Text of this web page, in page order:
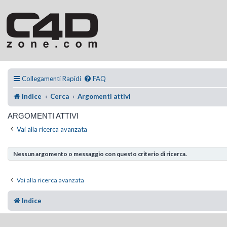
Collegamenti Rapidi FAQ
Indice Cerca Argomenti attivi
ARGOMENTI ATTIVI
Vai alla ricerca avanzata
Nessun argomento o messaggio con questo criterio di ricerca.
Vai alla ricerca avanzata
Indice